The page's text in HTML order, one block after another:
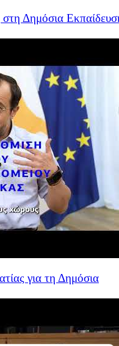
Δημόσια
για τη Δημόσια